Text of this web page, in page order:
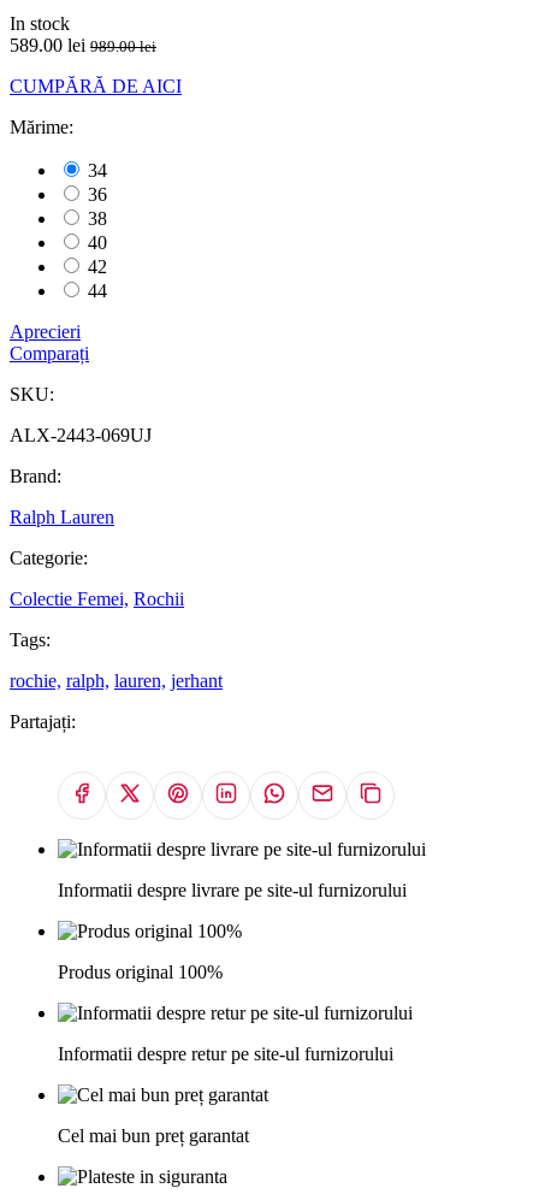
In stock
589.00 lei 989.00 lei
CUMPĂRĂ DE AICI
Mărime:
34
36
38
40
42
44
Aprecieri
Comparați
SKU:
ALX-2443-069UJ
Brand:
Ralph Lauren
Categorie:
Colectie Femei, Rochii
Tags:
rochie, ralph, lauren, jerhant
Partajați:
Informatii despre livrare pe site-ul furnizorului
Produs original 100%
Informatii despre retur pe site-ul furnizorului
Cel mai bun preț garantat